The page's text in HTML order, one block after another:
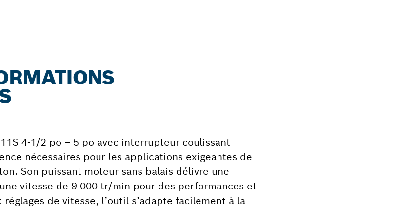
4-1/2 po – 5 po avec interrupteur coulissant
nécessaires pour les applications exigeantes de
Son puissant moteur sans balais délivre une
vitesse de 9 000 tr/min pour des performances et
de vitesse, l’outil s’adapte facilement à la